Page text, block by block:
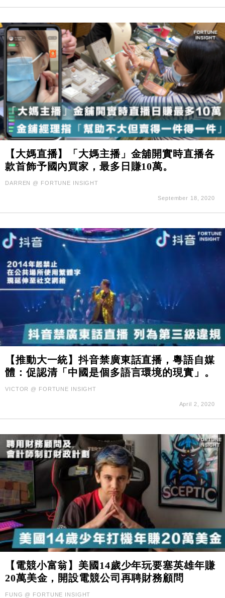
【大媽直播】「大媽主播」金舖開實時直播各
款首飾予國內買家，最多日賺10萬。
DARREN @ FORTUNE INSIGHT
September 18, 2020
【推動大一統】抖音禁廣東話直播，粵語自媒
體：促認清「中國是個多語言環境的現實」。
VICTOR @ FORTUNE INSIGHT
April 2, 2020
【電競小富翁】美國14歲少年玩要塞英雄年賺
20萬美金，開設電競公司再聘財務顧問
FUNG @ FORTUNE INSIGHT